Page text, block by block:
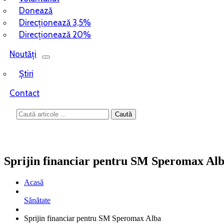
Donează
Direcționează 3,5%
Direcționează 20%
Noutăți
Știri
Contact
Sprijin financiar pentru SM Speromax
Acasă
Sănătate
Sprijin financiar pentru SM Speromax Alba